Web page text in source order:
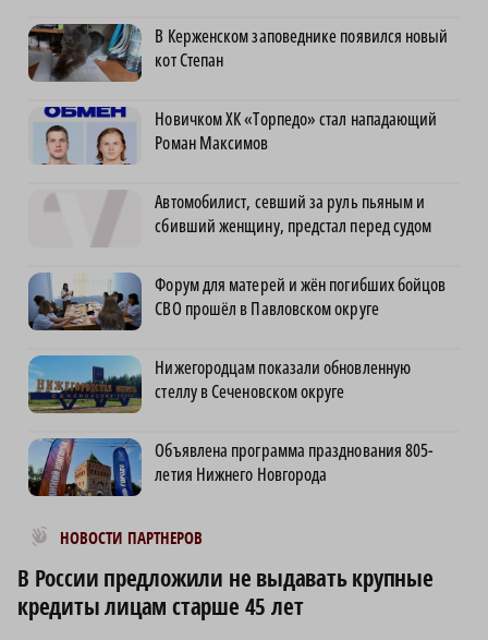
В Керженском заповеднике появился новый
кот Степан
Новичком ХК «Торпедо» стал нападающий
Роман Максимов
Автомобилист, севший за руль пьяным и
сбивший женщину, предстал перед судом
Форум для матерей и жён погибших бойцов
СВО прошёл в Павловском округе
Нижегородцам показали обновленную
стеллу в Сеченовском округе
Объявлена программа празднования 805-
летия Нижнего Новгорода
НОВОСТИ ПАРТНЕРОВ
Новости МирТесен
В России предложили не выдавать крупные
кредиты лицам старше 45 лет